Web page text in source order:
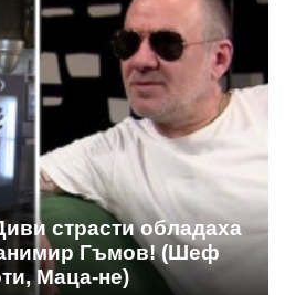
страсти обладаха
Гъмов! (Шеф
Маца-не)